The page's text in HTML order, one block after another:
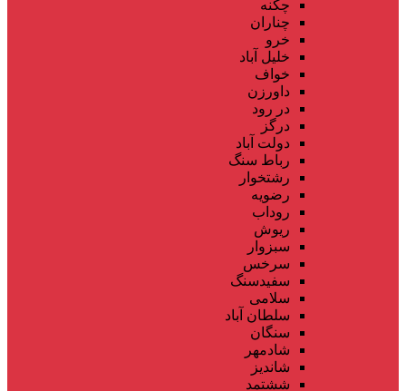
چکنه
چناران
خرو
خلیل آباد
خواف
داورزن
در رود
درگز
دولت آباد
رباط سنگ
رشتخوار
رضویه
روداب
ریوش
سبزوار
سرخس
سفیدسنگ
سلامی
سلطان آباد
سنگان
شادمهر
شاندیز
ششتمد